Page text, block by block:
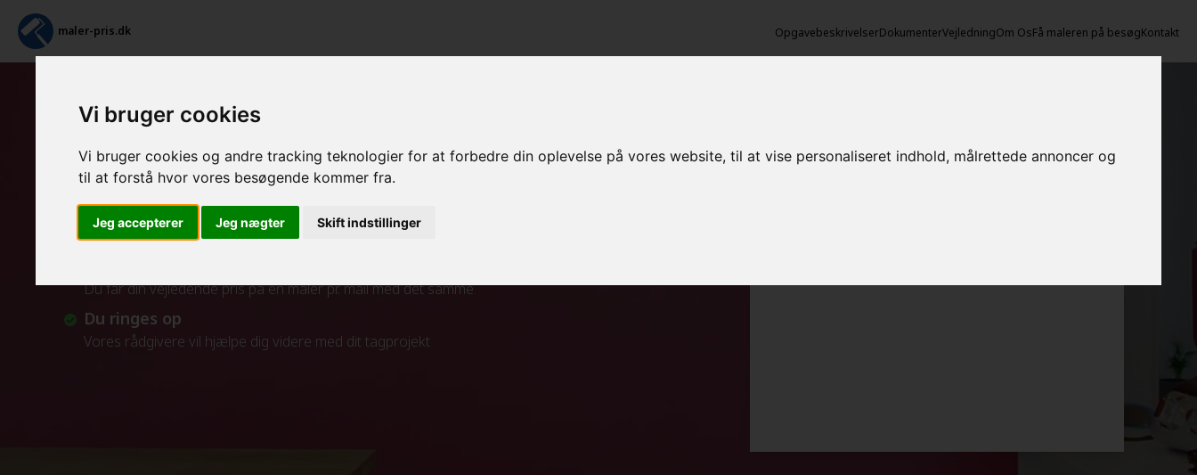
Vi bruger cookies
Vi bruger cookies og andre tracking teknologier for at forbedre din oplevelse på vores website, til at vise personaliseret indhold, målrettede annoncer og
til at forstå hvor vores besøgende kommer fra.
Jeg accepterer Jeg nægter Skift indstillinger
maler-pris.dk OpgavebeskrivelserDokumenterVejledningOm OsFå maleren på besøgKontakt
Tapetsering og efterfølgende maling i Nuussuaq
Sådan fungerer vores service
Indtast maleropgaven
Indtast din opgave i beregneren
Du får din vejledende pris på en maler pr. mail med det samme
Du ringes op
Vores rådgivere vil hjælpe dig videre med dit tagprojekt